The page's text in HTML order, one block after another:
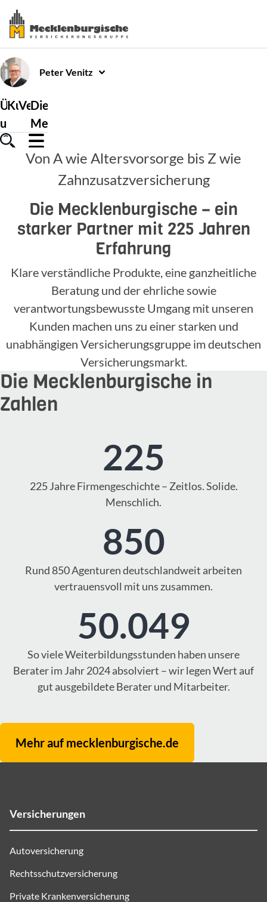
PeterVenitz
Über
uns
Kundenservice
Versicherungen
Die
Mecklenburgische
Von A wie Altersvorsorge bis Z wie
Zahnzusatzversicherung
Die Mecklenburgische – ein
starker Partner mit 225 Jahren
Erfahrung
Klare verständliche Produkte, eine ganzheitliche
Beratung und der ehrliche sowie
verantwortungsbewusste Umgang mit unseren
Kunden machen uns zu einer starken und
unabhängigen Versicherungsgruppe im deutschen
Versicherungsmarkt.
Die Mecklenburgische in
Zahlen
225
225 Jahre Firmengeschichte – Zeitlos. Solide.
Menschlich.
850
Rund 850 Agenturen deutschlandweit arbeiten
vertrauensvoll mit uns zusammen.
50.049
So viele Weiterbildungsstunden haben unsere
Berater im Jahr 2024 absolviert – wir legen Wert auf
gut ausgebildete Berater und Mitarbeiter.
Mehr auf mecklenburgische.de
Versicherungen
Autoversicherung
Rechtsschutzversicherung
Private Krankenversicherung